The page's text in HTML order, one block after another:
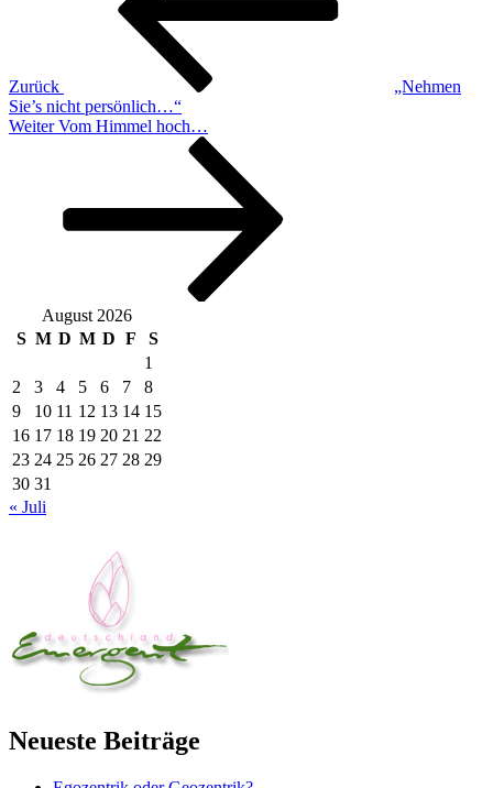
Zurück
„Nehmen
Sie’s nicht persönlich…“
Nächster
Weiter Vom Himmel hoch…
August 2026
S M D M D F
S
1
2
3 4 5 6 7
8
9
10 11 12 13 14 15
16 17 18 19 20 21 22
23 24 25 26 27 28 29
30 31
« Juli
Neueste Beiträge